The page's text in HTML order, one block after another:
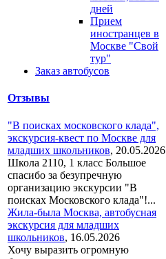
дней
Прием
иностранцев в
Москве "Свой
тур"
Заказ автобусов
Отзывы
"В поисках московского клада",
экскурсия-квест по Москве для
младших школьников, 20.05.2026
Школа 2110, 1 класс Большое
спасибо за безупречную
организацию экскурсии "В
поисках Московского клада"!...
Жила-была Москва, автобусная
экскурсия для младших
школьников, 16.05.2026
Хочу выразить огромную